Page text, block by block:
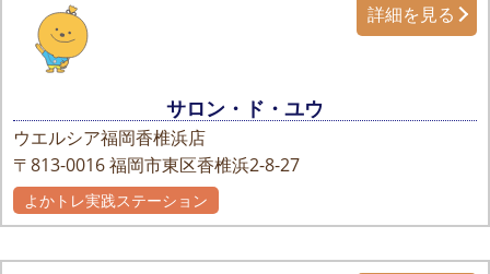
サロン・ド・ユウ
ウエルシア福岡香椎浜店
〒813-0016福岡市東区香椎浜2-8-27
詳細を見る
よかトレ実践ステーション